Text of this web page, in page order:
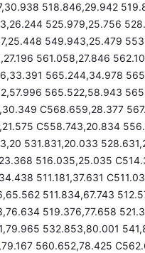
518.846,29.942
525.979,25.756
549.943,25.479
561.058,27.846
565.244,34.978
565.522,58.943
C568.659,28.377
C558.743,20.834
531.831,20.033
516.035,25.035
511.181,37.631
511.834,67.743
519.376,77.658
532.853,80.001
560.652,78.425